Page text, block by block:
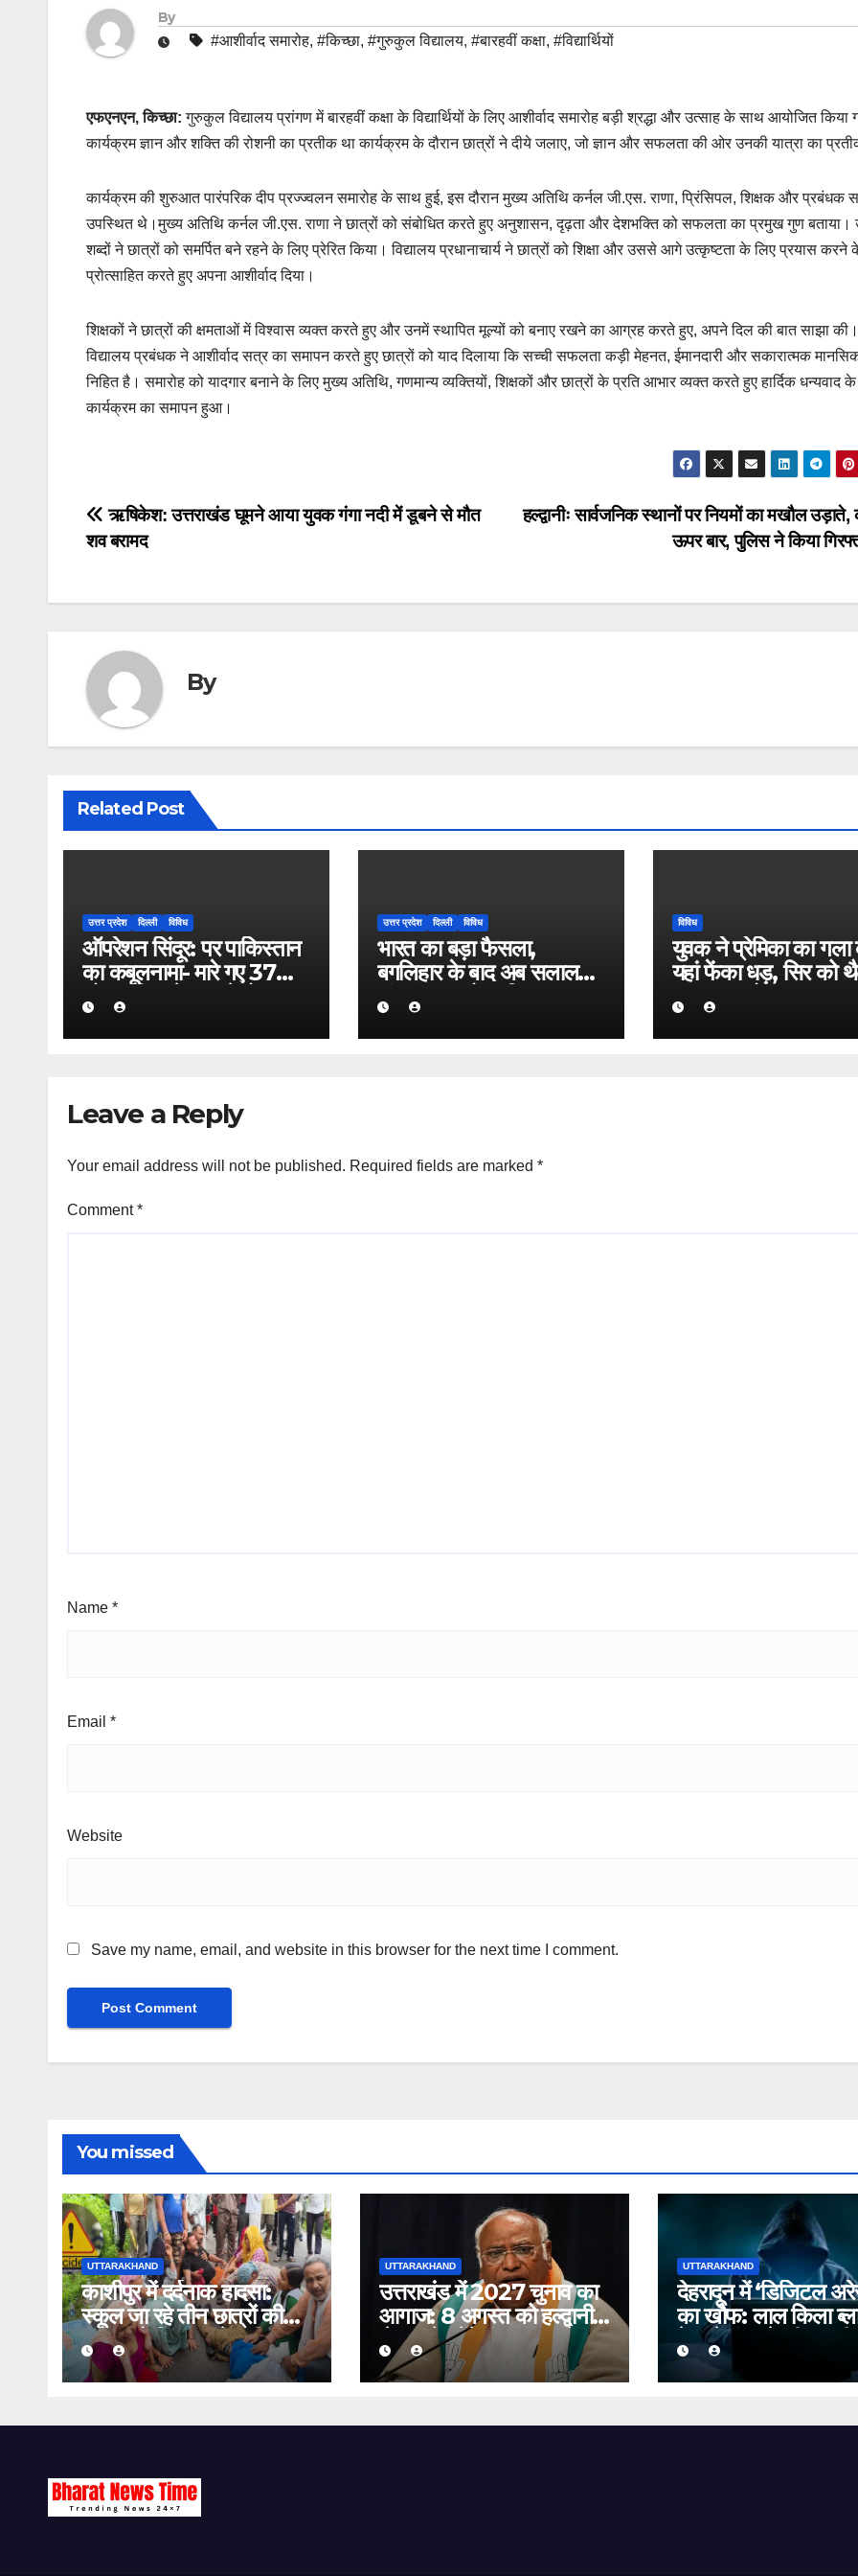
By
#आशीर्वाद समारोह, #किच्छा, #गुरुकुल विद्यालय, #बारहवीं कक्षा, #विद्यार्थियों
एफएनएन, किच्छा: गुरुकुल विद्यालय प्रांगण में बारहवीं कक्षा के विद्यार्थियों के लिए आशीर्वाद समारोह बड़ी श्रद्धा और उत्साह के साथ आयोजित किया
कार्यक्रम ज्ञान और शक्ति की रोशनी का प्रतीक था कार्यक्रम के दौरान छात्रों ने दीये जलाए, जो ज्ञान और सफलता की ओर उनकी यात्रा का
कार्यक्रम की शुरुआत पारंपरिक दीप प्रज्ज्वलन समारोह के साथ हुई, इस दौरान मुख्य अतिथि कर्नल जी.एस. राणा, प्रिंसिपल, शिक्षक और प्रबंधक
उपस्थित थे।मुख्य अतिथि कर्नल जी.एस. राणा ने छात्रों को संबोधित करते हुए अनुशासन, दृढ़ता और देशभक्ति को सफलता का प्रमुख गुण
शब्दों ने छात्रों को समर्पित बने रहने के लिए प्रेरित किया। विद्यालय प्रधानाचार्य ने छात्रों को शिक्षा और उससे आगे उत्कृष्टता के लिए प्रयास करने
प्रोत्साहित करते हुए अपना आशीर्वाद दिया।
शिक्षकों ने छात्रों की क्षमताओं में विश्वास व्यक्त करते हुए और उनमें स्थापित मूल्यों को बनाए रखने का आग्रह करते हुए, अपने दिल की बात साझा की।
विद्यालय प्रबंधक ने आशीर्वाद सत्र का समापन करते हुए छात्रों को याद दिलाया कि सच्ची सफलता कड़ी मेहनत, ईमानदारी और सकारात्मक
निहित है। समारोह को यादगार बनाने के लिए मुख्य अतिथि, गणमान्य व्यक्तियों, शिक्षकों और छात्रों के प्रति आभार व्यक्त करते हुए हार्दिक धन्यवाद
कार्यक्रम का समापन हुआ।
Post
navigation
हल्द्वानीः सार्वजनिक स्थानों पर नियमों का मखौल
ऊपर बार, पुलिस ने किया
ऋषिकेश: उत्तराखंड घूमने आया युवक गंगा नदी में डूबने से मौत
शव बरामद
By
Related Post
उत्तर प्रदेश दिल्ली विविध
ऑपरेशन सिंदूर: पर पाकिस्तान
का कबूलनामा- मारे गए 37
लोग, दुनिया के सामने बोला
फिर बड़ा झूठ
उत्तर प्रदेश दिल्ली विविध
भारत का बड़ा फैसला,
बगलिहार के बाद अब सलाल
बांध बंद कर रोका चिनाब का
पानी
विविध
युवक ने प्रेमिका का गला
यहां फेंका धड़, सिर को
डालकर डुबोया
Leave a Reply
Your email address will not be published. Required fields are marked *
Comment*
Name *
Email *
Website
Save my name, email, and website in this browser for the next time I comment.
You missed
UTTARAKHAND
काशीपुर में दर्दनाक हादसा:
स्कूल जा रहे तीन छात्रों की
बाइक को पिकअप ने मारी
टक्कर, एक की मौत, दो घायल
UTTARAKHAND
उत्तराखंड में 2027 चुनाव का
आगाज: 8 अगस्त को हल्द्वानी
से खड़गे भरेंगे हुंकार, कांग्रेस
का शक्ति प्रदर्शन
UTTARAKHAND
देहरादून में ‘डिजिटल
का खौफ: लाल किला
केस में फंसाने की धमकी
बुजुर्ग से ठगे ₹13 लाख